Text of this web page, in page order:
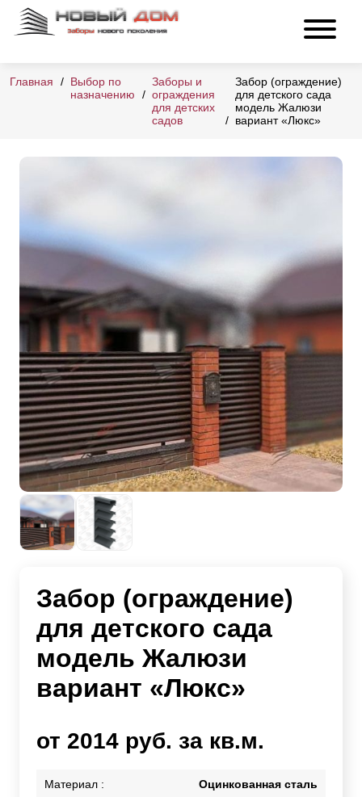
Главная
Выбор по
назначению
Заборы и
ограждения
для детских
садов
Забор (ограждение)
для детского сада
модель Жалюзи
вариант «Люкс»
Забор (ограждение)
для детского сада
модель Жалюзи
вариант «Люкс»
от 2014 руб. за кв.м.
Материал : Оцинкованная сталь